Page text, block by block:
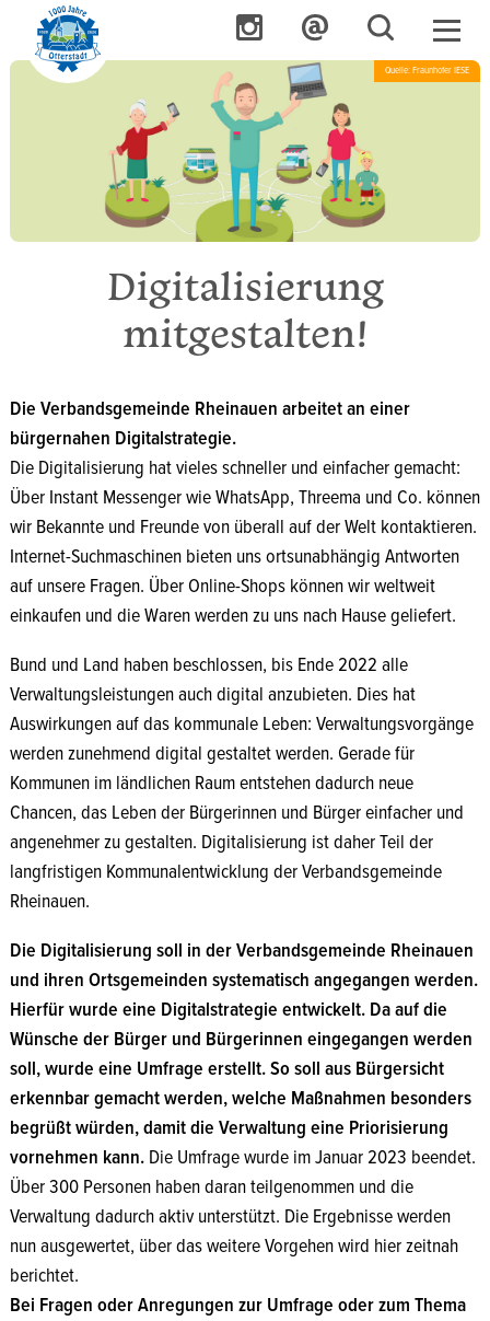
Quelle: Fraunhofer IESE
Digitalisierung
mitgestalten!
Die Verbandsgemeinde Rheinauen arbeitet an einer
bürgernahen Digitalstrategie.
Die Digitalisierung hat vieles schneller und einfacher gemacht:
Über Instant Messenger wie WhatsApp, Threema und Co. können
wir Bekannte und Freunde von überall auf der Welt kontaktieren.
Internet-Suchmaschinen bieten uns ortsunabhängig Antworten
auf unsere Fragen. Über Online-Shops können wir weltweit
einkaufen und die Waren werden zu uns nach Hause geliefert.
Bund und Land haben beschlossen, bis Ende 2022 alle
Verwaltungsleistungen auch digital anzubieten. Dies hat
Auswirkungen auf das kommunale Leben: Verwaltungsvorgänge
werden zunehmend digital gestaltet werden. Gerade für
Kommunen im ländlichen Raum entstehen dadurch neue
Chancen, das Leben der Bürgerinnen und Bürger einfacher und
angenehmer zu gestalten. Digitalisierung ist daher Teil der
langfristigen Kommunalentwicklung der Verbandsgemeinde
Rheinauen.
Die Digitalisierung soll in der Verbandsgemeinde Rheinauen
und ihren Ortsgemeinden systematisch angegangen werden.
Hierfür wurde eine Digitalstrategie entwickelt. Da auf die
Wünsche der Bürger und Bürgerinnen eingegangen werden
soll, wurde eine Umfrage erstellt. So soll aus Bürgersicht
erkennbar gemacht werden, welche Maßnahmen besonders
begrüßt würden, damit die Verwaltung eine Priorisierung
vornehmen kann. Die Umfrage wurde im Januar 2023 beendet.
Über 300 Personen haben daran teilgenommen und die
Verwaltung dadurch aktiv unterstützt. Die Ergebnisse werden
nun ausgewertet, über das weitere Vorgehen wird hier zeitnah
berichtet.
Bei Fragen oder Anregungen zur Umfrage oder zum Thema